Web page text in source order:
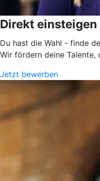
Direkt einsteigen
Du hast die Wahl - finde
Wir fördern deine Talente,
Jetzt bewerben